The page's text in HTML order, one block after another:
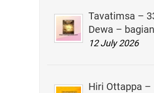
Tavatimsa –
Dewa –
12 July 2026
Hiri Ottappa –